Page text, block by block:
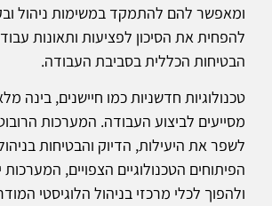
ומאפשר להם להתמקד במשימות ניהול
להפחית את הסיכון לפציעות ותאונות
הבטיחות הכללית בסביבת העבודה.
טכנולוגיות חדשניות כמו חיישנים, בינה
מסייעים לביצוע העבודה. המערכות
לשפר את היעילות, הדיוק והבטיחות
הפיתוחים הטכנולוגיים הצפויים,
ולהפוך לכלי מרכזי בניהול הלוגיסטי